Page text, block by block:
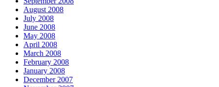
August 2008
July 2008
June 2008
May 2008
April 2008
March 2008
February 2008
January 2008
December 2007